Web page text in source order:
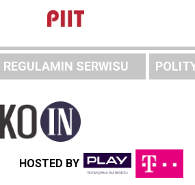
REGULAMIN SERWISU
HOSTED BY